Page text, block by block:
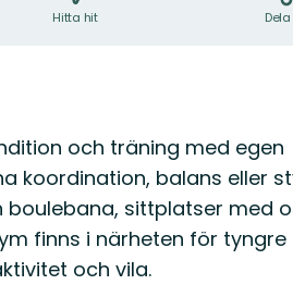
Hitta hit Dela
och träning med egen
koordination, balans eller
sittplatser med
finns i närheten för tyngre
och vila.